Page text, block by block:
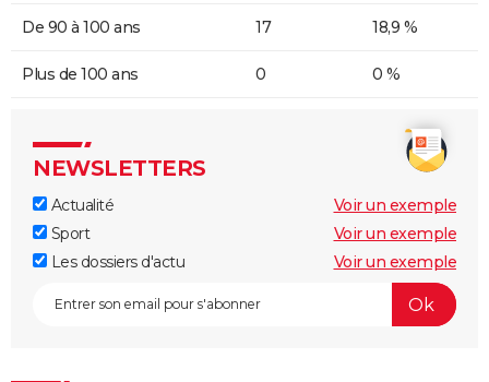
De 90 à 100 ans 17 18,9 %
Plus de 100 ans 0 0 %
NEWSLETTERS
Actualité
Voir un exemple
Sport
Voir un exemple
Les dossiers d'actu
Voir un exemple